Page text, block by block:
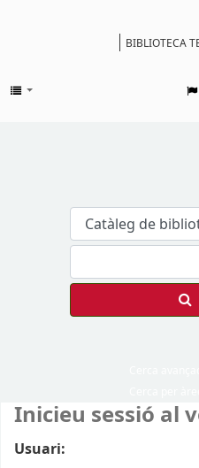
BIBLIOTECA
Inicieu sessió al
Usuari: